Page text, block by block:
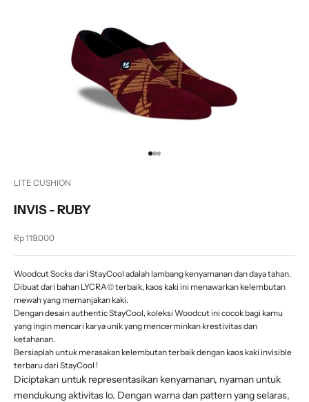
Go to item 1
Go to item 2
Go to item 3
LITE CUSHION
INVIS - RUBY
Sale price
Rp 119.000
Woodcut Socks dari StayCool adalah lambang kenyamanan dan daya tahan.
Dibuat dari bahan LYCRA© terbaik, kaos kaki ini menawarkan kelembutan
mewah yang memanjakan kaki.
Dengan desain authentic StayCool, koleksi Woodcut ini cocok bagi kamu
yang ingin mencari karya unik yang mencerminkan krestivitas dan
ketahanan.
Bersiaplah untuk merasakan kelembutan terbaik dengan kaos kaki invisible
terbaru dari StayCool !
Diciptakan untuk representasikan kenyamanan, nyaman untuk
mendukung aktivitas lo. Dengan warna dan pattern yang selaras,